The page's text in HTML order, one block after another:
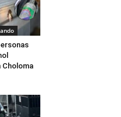
Choloma